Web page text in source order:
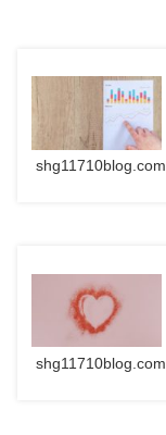
shg11710blog.com
shg11710blog.com